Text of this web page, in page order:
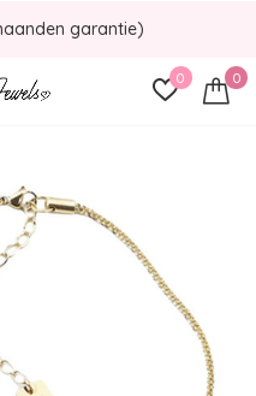
0 0
garantie)